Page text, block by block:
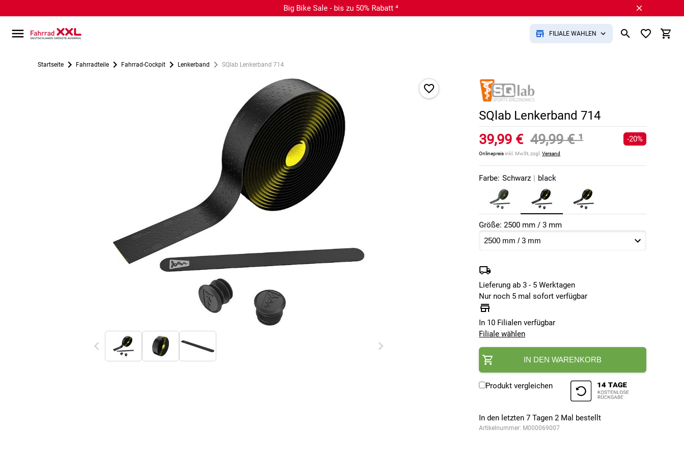
Big Bike Sale - bis zu 50% Rabatt ⁴
FILIALE WÄHLEN
Startseite Fahrradteile Fahrrad-Cockpit Lenkerband SQlab Lenkerband 714
SQlab Lenkerband 714
39,99 € 49,99 €¹
Onlinepreisinkl. MwSt, zzgl.Versand
-20%
Farbe: Schwarz | black
Größe: 2500 mm / 3 mm
Lieferung ab 3 - 5 Werktagen
Nur noch 5 mal sofort verfügbar
In 10 Filialen verfügbar
Filiale wählen
IN DEN WARENKORB
Produkt vergleichen
In den letzten 7 Tagen2 Mal bestellt
Artikelnummer: M000069007